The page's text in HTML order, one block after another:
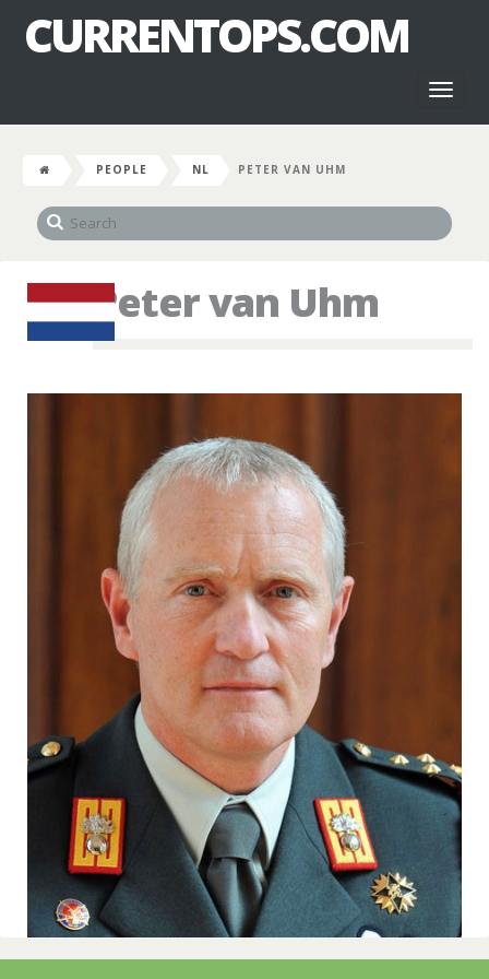
CURRENTOPS.COM
PEOPLE NL PETER VAN UHM
Peter van Uhm